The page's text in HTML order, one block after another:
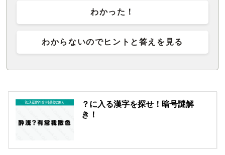
わかった！
わからないのでヒントと答えを見る
？に入る漢字を探せ！暗号謎解
き！